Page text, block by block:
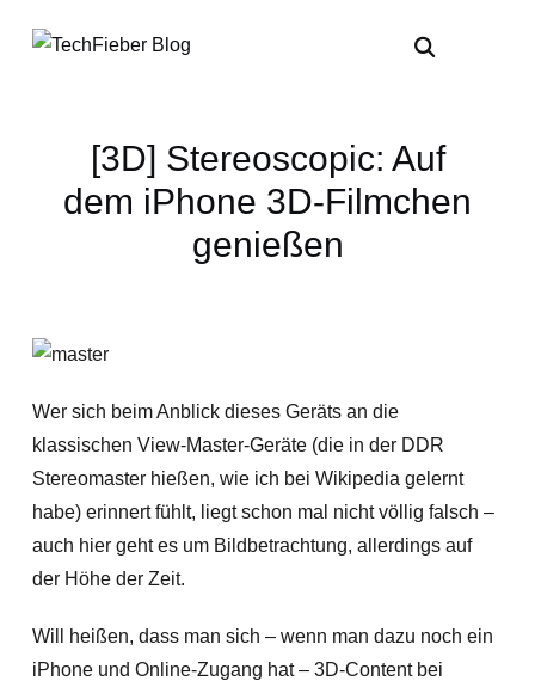
[3D] Stereoscopic: Auf
dem iPhone 3D-Filmchen
genießen
Wer sich beim Anblick dieses Geräts an die
klassischen View-Master-Geräte (die in der DDR
Stereomaster hießen, wie ich bei Wikipedia gelernt
habe) erinnert fühlt, liegt schon mal nicht völlig falsch –
auch hier geht es um Bildbetrachtung, allerdings auf
der Höhe der Zeit.
Will heißen, dass man sich – wenn man dazu noch ein
iPhone und Online-Zugang hat – 3D-Content bei